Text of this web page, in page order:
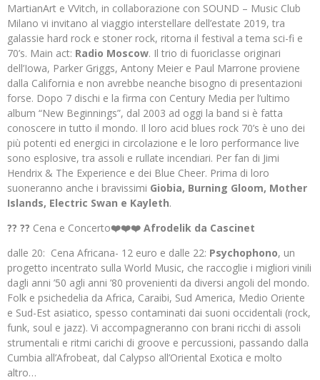
MartianArt e VVitch, in collaborazione con SOUND – Music Club
Milano vi invitano al viaggio interstellare dell’estate 2019, tra
galassie hard rock e stoner rock, ritorna il festival a tema sci-fi e
70’s. Main act: Radio Moscow. Il trio di fuoriclasse originari
dell’Iowa, Parker Griggs, Antony Meier e Paul Marrone proviene
dalla California e non avrebbe neanche bisogno di presentazioni
forse. Dopo 7 dischi e la firma con Century Media per l’ultimo
album “New Beginnings”, dal 2003 ad oggi la band si è fatta
conoscere in tutto il mondo. Il loro acid blues rock 70’s è uno dei
più potenti ed energici in circolazione e le loro performance live
sono esplosive, tra assoli e rullate incendiari. Per fan di Jimi
Hendrix & The Experience e dei Blue Cheer. Prima di loro
suoneranno anche i bravissimi Giobia, Burning Gloom, Mother
Islands, Electric Swan e Kayleth.
?? ?? Cena e Concerto❤️❤️❤️ Afrodelik da Cascinet
dalle 20: Cena Africana- 12 euro e dalle 22: Psychophono, un
progetto incentrato sulla World Music, che raccoglie i migliori vinili
dagli anni ’50 agli anni ’80 provenienti da diversi angoli del mondo.
Folk e psichedelia da Africa, Caraibi, Sud America, Medio Oriente
e Sud-Est asiatico, spesso contaminati dai suoni occidentali (rock,
funk, soul e jazz). Vi accompagneranno con brani ricchi di assoli
strumentali e ritmi carichi di groove e percussioni, passando dalla
Cumbia all’Afrobeat, dal Calypso all’Oriental Exotica e molto
altro…